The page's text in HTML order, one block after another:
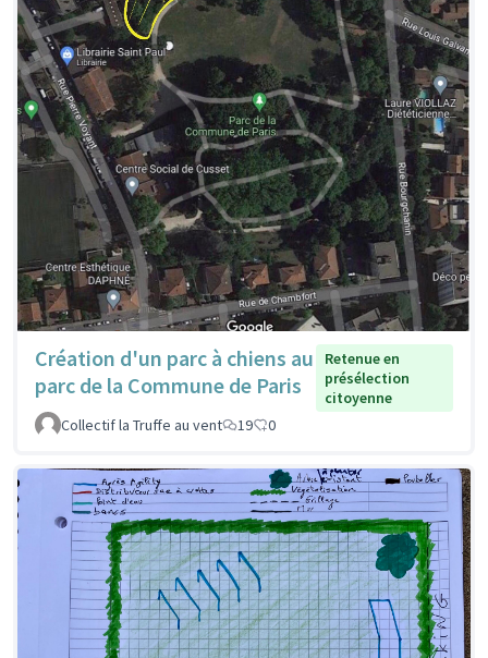
Création d'un parc à chiens au
parc de la Commune de Paris
Retenue en
présélection
citoyenne
Collectif la Truffe au vent
19 0